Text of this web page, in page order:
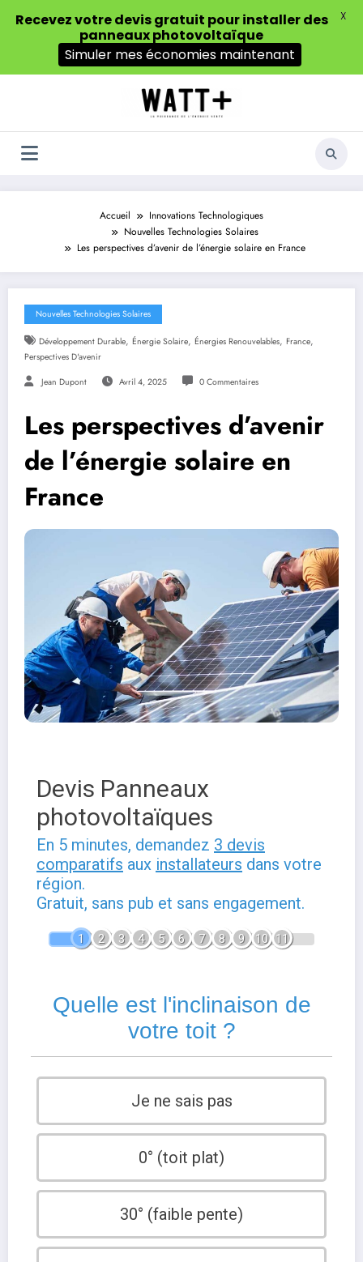
Accueil
Innovations Technologiques
Nouvelles Technologies Solaires
Les perspectives d’avenir de l’énergie solaire en France
Nouvelles Technologies Solaires
Développement Durable, Énergie Solaire, Énergies Renouvelables, France,
Perspectives D'avenir
Jean Dupont Avril 4, 2025 0 Commentaires
Les perspectives d’avenir
de l’énergie solaire en
France
Devis Panneaux
photovoltaïques
En 5 minutes, demandez 3 devis
comparatifs aux installateurs dans votre
région.
Gratuit, sans pub et sans engagement.
1 2 3 4 5 6 7 8 9 10 11
Quelle est l'inclinaison de
votre toit ?
Je ne sais pas
0° (toit plat)
30° (faible pente)
Recevez votre devis gratuit pour installer des
panneaux photovoltaïque
Simuler mes économies maintenant
X